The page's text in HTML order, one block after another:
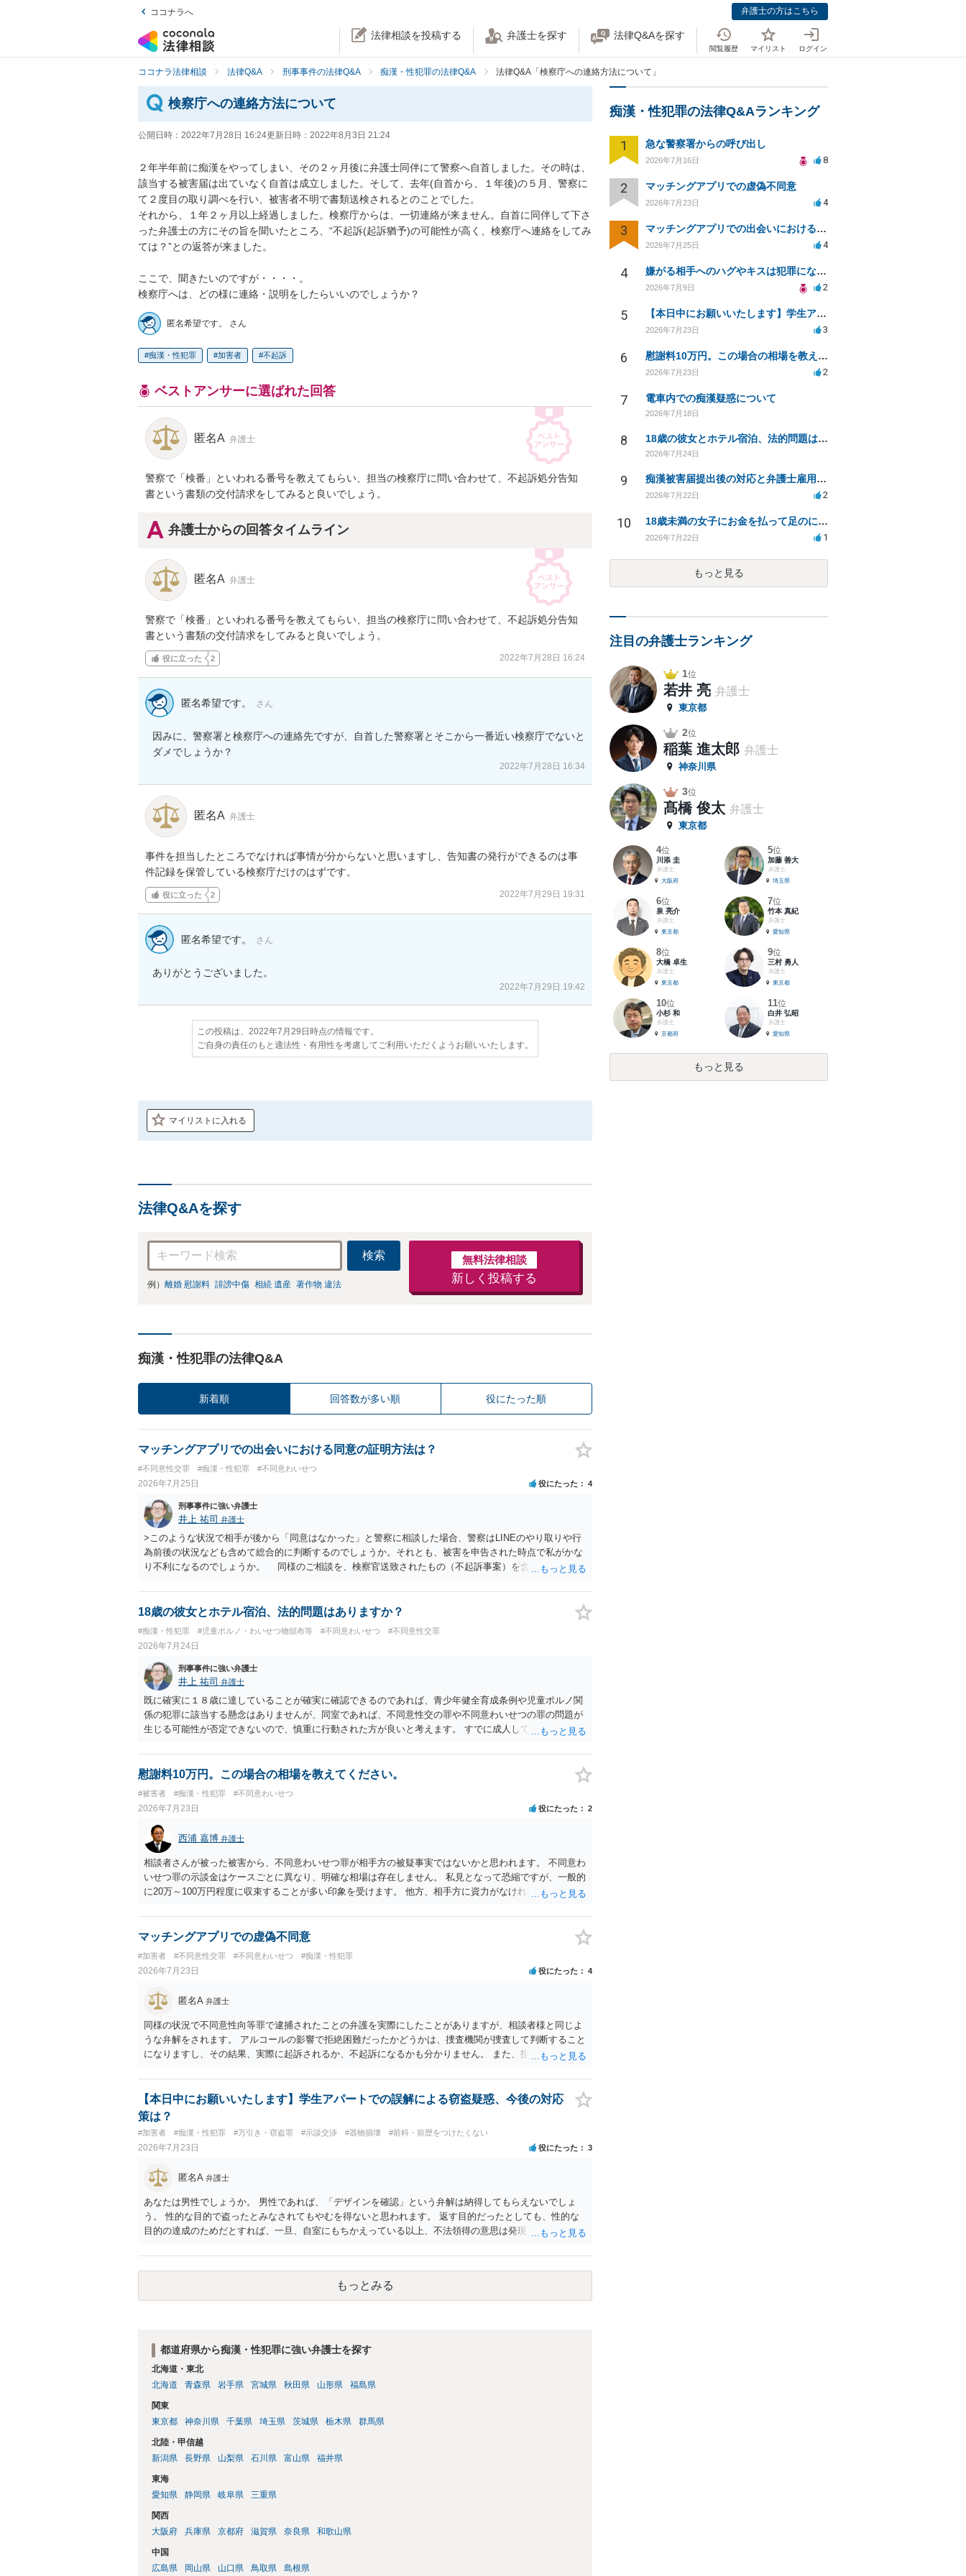
ココナラへ 弁護士の方はこちら
法律相談を投稿する 弁護士を探す 法律Q&Aを探す
閲覧履歴 マイリスト ログイン
ココナラ法律相談 法律Q&A 刑事事件の法律Q&A 痴漢・性犯罪の法律Q&A 法律Q&A「検察庁への連絡方法について」
検察庁への連絡方法について
公開日時： 2022年7月28日 16:24更新日時： 2022年8月3日 21:24
２年半年前に痴漢をやってしまい、その２ヶ月後に弁護士同伴にて警察へ自首しました。その時は、
該当する被害届は出ていなく自首は成立しました。そして、去年(自首から、１年後)の５月、警察に
て２度目の取り調べを行い、被害者不明で書類送検されるとのことでした。
それから、１年２ヶ月以上経過しました。検察庁からは、一切連絡が来ません。自首に同伴して下さ
った弁護士の方にその旨を聞いたところ、“不起訴(起訴猶予)の可能性が高く、検察庁へ連絡をしてみ
ては？”との返答が来ました。
ここで、聞きたいのですが・・・・。
検察庁へは、どの様に連絡・説明をしたらいいのでしょうか？
匿名希望です。 さん
痴漢・性犯罪 加害者 不起訴
ベストアンサーに選ばれた回答
匿名A 弁護士
警察で「検番」といわれる番号を教えてもらい、担当の検察庁に問い合わせて、不起訴処分告知
書という書類の交付請求をしてみると良いでしょう。
弁護士からの回答タイムライン
匿名A 弁護士
警察で「検番」といわれる番号を教えてもらい、担当の検察庁に問い合わせて、不起訴処分告知
書という書類の交付請求をしてみると良いでしょう。
役に立った 2 2022年7月28日 16:24
匿名希望です。 さん
因みに、警察署と検察庁への連絡先ですが、自首した警察署とそこから一番近い検察庁でないと
ダメでしょうか？
2022年7月28日 16:34
匿名A 弁護士
事件を担当したところでなければ事情が分からないと思いますし、告知書の発行ができるのは事
件記録を保管している検察庁だけのはずです。
役に立った 2 2022年7月29日 19:31
匿名希望です。 さん
ありがとうございました。
2022年7月29日 19:42
この投稿は、2022年7月29日時点の情報です。
ご自身の責任のもと適法性・有用性を考慮してご利用いただくようお願いいたします。
マイリストに入れる
法律Q&Aを探す
検索
例） 離婚 慰謝料 誹謗中傷 相続 遺産 著作物 違法
無料法律相談
新しく投稿する
痴漢・性犯罪の法律Q&A
新着順 回答数が多い順 役にたった順
マッチングアプリでの出会いにおける同意の証明方法は？
#不同意性交罪 #痴漢・性犯罪 #不同意わいせつ
2026年7月25日 役にたった 4
刑事事件に強い弁護士
井上 祐司 弁護士
>このような状況で相手が後から「同意はなかった」と警察に相談した場合、警察はLINEのやり取りや行
為前後の状況なども含めて総合的に判断するのでしょうか。それとも、被害を申告された時点で私がかな
り不利になるのでしょうか。 同様のご相談を、検察官送致されたもの（不起訴事案）を含めて数件経験
不同意性交・不同意わいせつの罪の被害届が出される事案が頻発しており、警察も闇雲な逮捕をしないよ
う慎重になっているため、まずは前後のＬＩＮＥやInstagram等の履歴をすべて統括的に縦覧して、「被
18歳の彼女とホテル宿泊、法的問題はありますか？
#痴漢・性犯罪 #児童ポルノ・わいせつ物頒布等 #不同意わいせつ #不同意性交罪
2026年7月24日
刑事事件に強い弁護士
井上 祐司 弁護士
既に確実に１８歳に達していることが確実に確認できるのであれば、青少年健全育成条例や児童ポルノ関
係の犯罪に該当する懸念はありませんが、同室であれば、不同意性交の罪や不同意わいせつの罪の問題が
生じる可能性が否定できないので、慎重に行動された方が良いと考えます。 すでに成人している以上、ホ
慰謝料10万円。この場合の相場を教えてください。
#被害者 #痴漢・性犯罪 #不同意わいせつ
2026年7月23日 役にたった 2
西浦 嘉博 弁護士
相談者さんが被った被害から、不同意わいせつ罪が相手方の被疑事実ではないかと思われます。 不同意わ
いせつ罪の示談金はケースごとに異なり、明確な相場は存在しません。 私見となって恐縮ですが、一般的
に20万～100万円程度に収束することが多い印象を受けます。 他方、相手方に資力がなければ、相場通り
所での相談を検討ください。 上記、ご参考ください。
マッチングアプリでの虚偽不同意
#加害者 #不同意性交罪 #不同意わいせつ #痴漢・性犯罪
2026年7月23日 役にたった 4
匿名A 弁護士
同様の状況で不同意性向等罪で逮捕されたことの弁護を実際にしたことがありますが、相談者様と同じよ
うな弁解をされます。 アルコールの影響で拒絶困難だったかどうかは、捜査機関が捜査して判断すること
になりますし、その結果、実際に起訴されるか、不起訴になるかも分かりません。 また、拒絶困難であっ
す。 相談者様はあくまで「アルコールの影響はない」「完全なる同意であった」とのお立場ですので、現
時点で、対応できることはないのではないでしょうか？（同意してたよねと言っても火に油をそそぐだけ
になりかねません。） そのため、現時点でこれ以上アドバイスできることはないとなります。これで回答
を終わります。
【本日中にお願いいたします】学生アパートでの誤解による窃盗疑惑、今後の対応
策は？
#加害者 #痴漢・性犯罪 #万引き・窃盗罪 #示談交渉 #器物損壊 #前科・前歴をつけたくない
2026年7月23日 役にたった 3
匿名A 弁護士
あなたは男性でしょうか。 男性であれば、「デザインを確認」という弁解は納得してもらえないでしょ
う。 性的な目的で盗ったとみなされてもやむを得ないと思われます。 返す目的だったとしても、性的な
目的の達成のためだとすれば、一旦、自室にもちかえっている以上、不法領得の意思は発現しており、窃
いように戻したと評価されることになるのではないかと思います。 防犯カメラに写っているのがあなたな
のかは不明ですが、極めて深刻な事態になっているのは確かです。お早目にご両親などとも相談して、弁
護士を依頼の上、示談の方向で動かれるのがよろしいかと思います。
もっとみる
都道府県から痴漢・性犯罪に強い弁護士を探す
北海道・東北
北海道
青森県 岩手県 宮城県 秋田県 山形県 福島県
関東
東京都
神奈川県 千葉県 埼玉県 茨城県 栃木県 群馬県
北陸・甲信越
新潟県
長野県 山梨県 石川県 富山県 福井県
東海
愛知県
静岡県 岐阜県 三重県
関西
大阪府
兵庫県 京都府 滋賀県 奈良県 和歌山県
中国
広島県
岡山県 山口県 鳥取県 島根県
痴漢・性犯罪の法律Q&Aランキング
1 急な警察署からの呼び出し
2026年7月16日 8
2 マッチングアプリでの虚偽不同意
2026年7月23日 4
3 マッチングアプリでの出会いにおける同意の証明方法は？
2026年7月25日 4
4 嫌がる相手へのハグやキスは犯罪にならないのか？
2026年7月9日 2
5 【本日中にお願いいたします】学生アパートでの誤解による窃盗疑惑、今後の対応策は？
2026年7月23日 3
6 慰謝料10万円。この場合の相場を教えてください。
2026年7月23日 2
7 電車内での痴漢疑惑について
2026年7月18日
8 18歳の彼女とホテル宿泊、法的問題はありますか？
2026年7月24日
9 痴漢被害届提出後の対応と弁護士雇用のメリット
2026年7月22日 2
10 18歳未満の女子にお金を払って足のにおいをかがせてもらう等の行為は違法ですか
2026年7月22日 1
もっと見る
注目の弁護士ランキング
1位
若井 亮 弁護士
東京都
2位
稲葉 進太郎 弁護士
神奈川県
3位
髙橋 俊太 弁護士
東京都
4位
川添 圭
弁護士
大阪府
5位
加藤 善大
弁護士
埼玉県
6位
泉 亮介
弁護士
東京都
7位
竹本 真紀
弁護士
愛知県
8位
大橋 卓生
弁護士
東京都
9位
三村 勇人
弁護士
東京都
10位
小杉 和
弁護士
京都府
11位
白井 弘昭
弁護士
愛知県
もっと見る